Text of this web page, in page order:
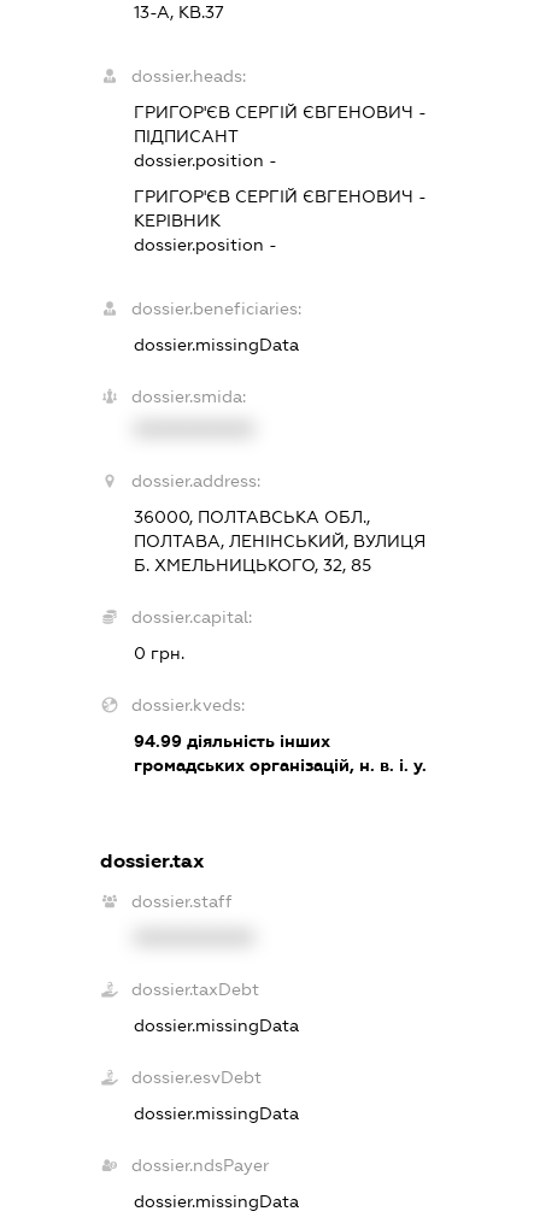
13-А, КВ.37
dossier.heads:
ГРИГОР'ЄВ СЕРГІЙ ЄВГЕНОВИЧ -
ПІДПИСАНТ
dossier.position -
ГРИГОР'ЄВ СЕРГІЙ ЄВГЕНОВИЧ -
КЕРІВНИК
dossier.position -
dossier.beneficiaries:
dossier.missingData
dossier.smida:
dossier.address:
36000, ПОЛТАВСЬКА ОБЛ.,
ПОЛТАВА, ЛЕНІНСЬКИЙ, ВУЛИЦЯ
Б. ХМЕЛЬНИЦЬКОГО, 32, 85
dossier.capital:
0 грн.
dossier.kveds:
94.99діяльність інших
громадських організацій, н. в. і. у.
dossier.tax
dossier.staff
dossier.taxDebt
dossier.missingData
dossier.esvDebt
dossier.missingData
dossier.ndsPayer
dossier.missingData